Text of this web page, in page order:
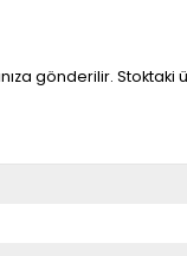
gönderilir. Stoktaki